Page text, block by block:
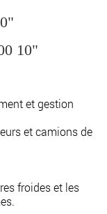
10"
et gestion
et camions de
froides et les